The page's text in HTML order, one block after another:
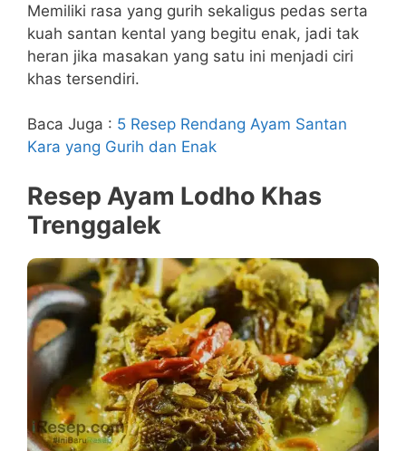
Memiliki rasa yang gurih sekaligus pedas serta
kuah santan kental yang begitu enak, jadi tak
heran jika masakan yang satu ini menjadi ciri
khas tersendiri.
Baca Juga : 5 Resep Rendang Ayam Santan
Kara yang Gurih dan Enak
Resep Ayam Lodho Khas
Trenggalek